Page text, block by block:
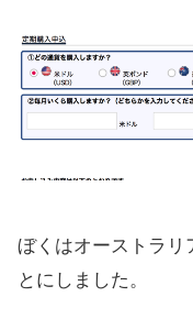
ぼくはオーストラリ
とにしました。